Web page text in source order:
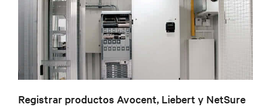
Registrar productos Avocent, Liebert y NetSure